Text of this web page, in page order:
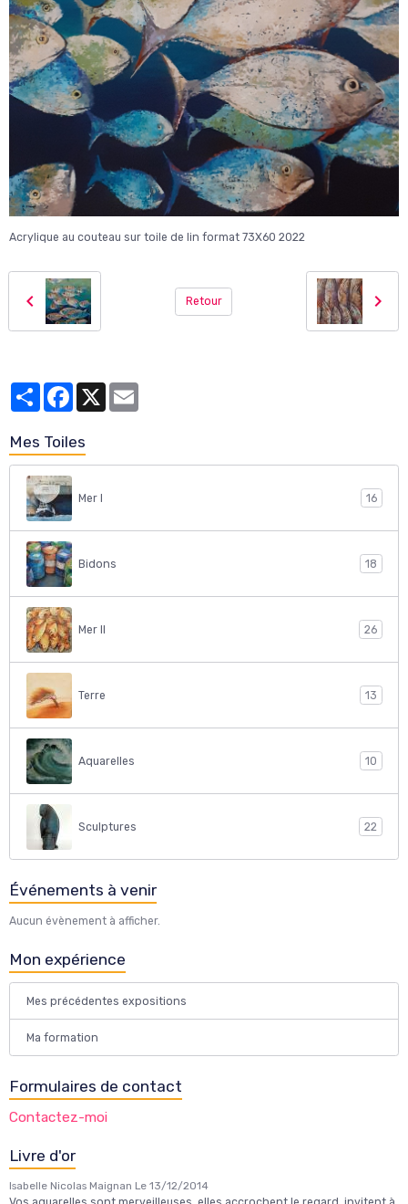
Acrylique au couteau sur toile de lin format 73X60 2022
Retour
PartagerFacebook
Mes Toiles
Mer I 16
Bidons 18
Mer II 26
Terre 13
Aquarelles 10
Sculptures 22
Événements à venir
Aucun évènement à afficher.
Mon expérience
Mes précédentes expositions
Ma formation
Formulaires de contact
Contactez-moi
Livre d'or
Isabelle Nicolas Maignan Le 13/12/2014